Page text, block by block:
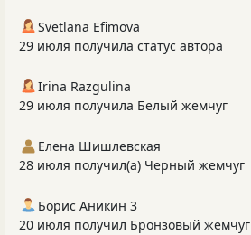
Svetlana Efimova
29 июля получила статус автора
Irina Razgulina
29 июля получила Белый жемчуг
Елена Шишлевская
28 июля получил(а) Черный жемчуг
Борис Аникин 3
20 июля получил Бронзовый жемчуг